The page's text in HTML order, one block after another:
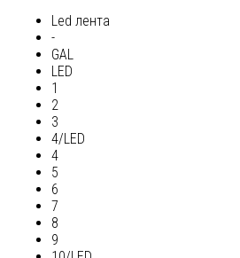
Led лента
-
GAL
LED
1
2
3
4/LED
4
5
6
7
8
9